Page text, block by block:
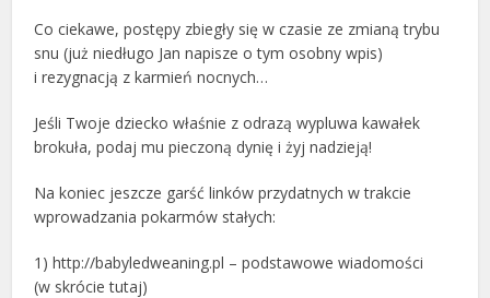
Co ciekawe, postępy zbiegły się w czasie ze zmianą trybu
snu (już niedługo Jan napisze o tym osobny wpis)
i rezygnacją z karmień nocnych…
Jeśli Twoje dziecko właśnie z odrazą wypluwa kawałek
brokuła, podaj mu pieczoną dynię i żyj nadzieją!
Na koniec jeszcze garść linków przydatnych w trakcie
wprowadzania pokarmów stałych:
1) http://babyledweaning.pl – podstawowe wiadomości
(w skrócie tutaj)